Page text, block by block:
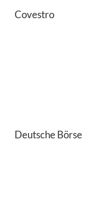
Covestro
Deutsche Börse